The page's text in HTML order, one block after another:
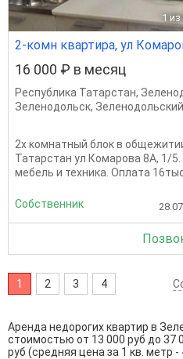
1 из
2-комн квартира, ул
16 000 ₽ в месяц
Республика Татарстан,
Зеленодольск,
2х комнатный блок в
Татарстан ул Комарова 8А, 1/
мебель и техника. Оплата
Собственник 28.07
1 2 3 4
Аренда недорогих квартир в
стоимостью от 13 000 руб до 37
руб (средняя цена за 1 кв. метр -